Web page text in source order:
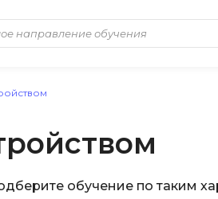
обучение по таким
Python-разработка
администрирование